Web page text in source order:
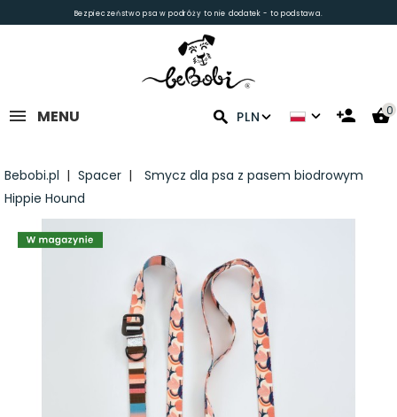
Bezpieczeństwo psa w podróży to nie dodatek - to podstawa.
0
PLN
MENU
Bebobi.pl Spacer
Smycz dla psa z pasem biodrowym
Hippie Hound